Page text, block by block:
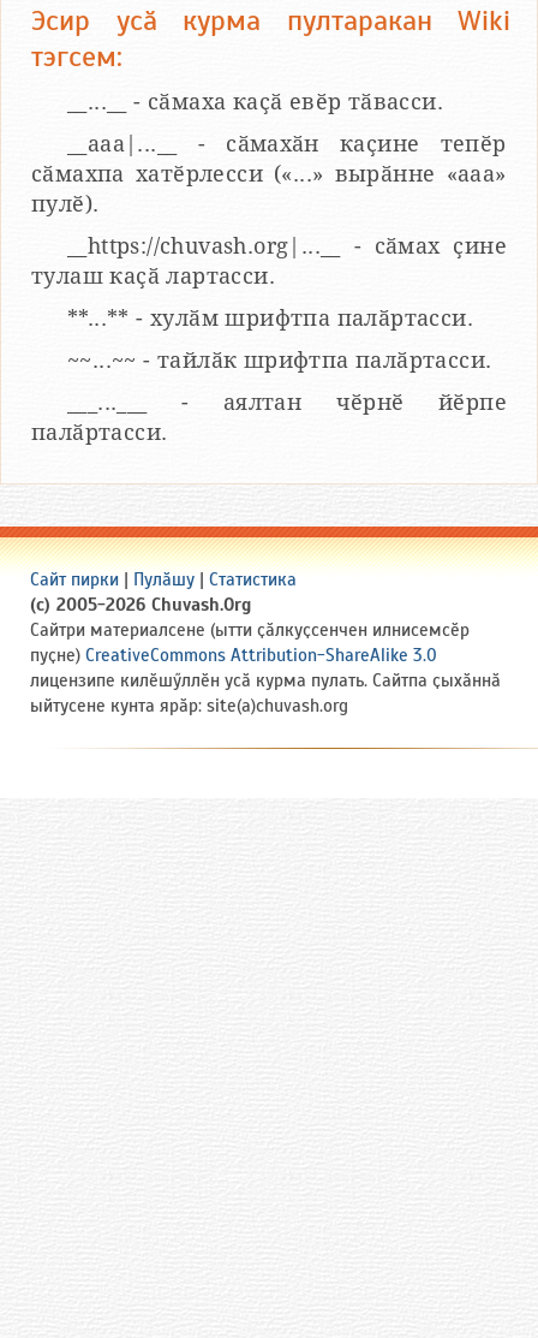
Эсир усӑ курма пултаракан Wiki
тэгсем:
__...__ - сӑмаха каҫӑ евӗр тӑвасси.
__aaa|...__ - сӑмахӑн каҫине тепӗр
сӑмахпа хатӗрлесси («...» вырӑнне «ааа»
пулӗ).
__https://chuvash.org|...__ - сӑмах ҫине
тулаш каҫӑ лартасси.
**...** - хулӑм шрифтпа палӑртасси.
~~...~~ - тайлӑк шрифтпа палӑртасси.
___...___ - аялтан чӗрнӗ йӗрпе
палӑртасси.
Сайт пирки | Пулӑшу | Статистика
(c) 2005-2026 Chuvash.Org
Сайтри материалсене (ытти ҫӑлкуҫсенчен илнисемсӗр
пуҫне) CreativeCommons Attribution-ShareAlike 3.0
лицензипе килӗшӳллӗн усӑ курма пулать. Сайтпа ҫыхӑннӑ
ыйтусене кунта ярӑр: site(a)chuvash.org